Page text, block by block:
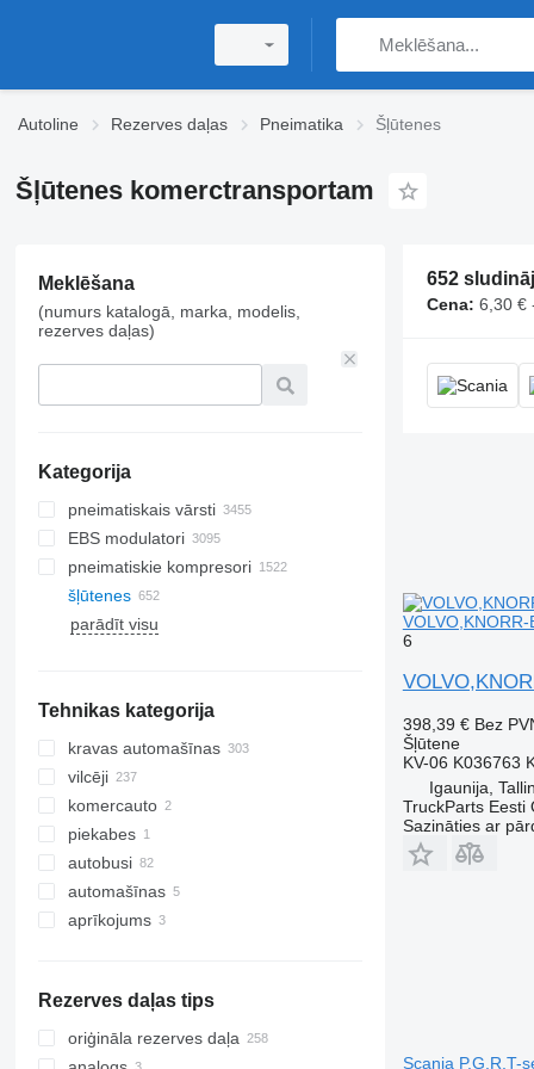
Autoline Rezerves daļas Pneimatika Šļūtenes
Šļūtenes komerctransportam
Meklēšana
(numurs katalogā, marka, modelis,
rezerves daļas)
Kategorija
pneimatiskais vārsti
EBS modulatori
pneimatiskie kompresori
šļūtenes
parādīt visu
Tehnikas kategorija
kravas automašīnas
vilcēji
komercauto
piekabes
autobusi
automašīnas
aprīkojums
Rezerves daļas tips
oriģināla rezerves daļa
Cena: 6,30 €
6
398,39 € Bez
Šļūtene
KV-06 K036763
Igaunija,
TruckParts Eesti
Sazināties ar
Scania P,G,R,T-